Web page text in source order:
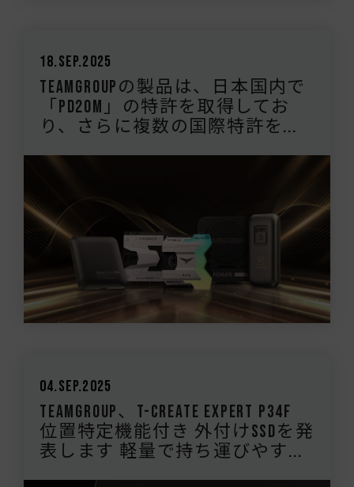
18.Sep.2025
TEAMGROUPの製品は、日本国内で
「PD20M」の特許を取得してお
り、さらに複数の国際特許を...
04.Sep.2025
TEAMGROUP、T-CREATE EXPERT P34F
位置特定機能付き 外付けSSDを発
表します 軽量で持ち運びやす...